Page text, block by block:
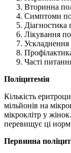
Вторинна
Симптоми
Діагностика
Лікування
Ускладнення
Часті
Поліцитемія
Кількість
мільйонів на
мікроклітр у
перевищує ці
Первинна